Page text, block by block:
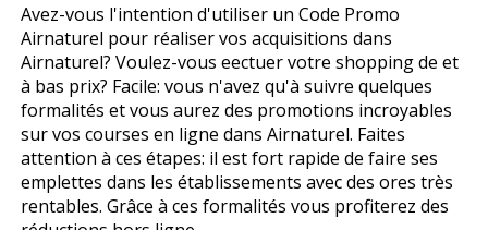
Avez-vous l'intention d'utiliser un Code Promo
Airnaturel pour réaliser vos acquisitions dans
Airnaturel? Voulez-vous effectuer votre shopping de et
à bas prix? Facile: vous n'avez qu'à suivre quelques
formalités et vous aurez des promotions incroyables
sur vos courses en ligne dans Airnaturel. Faites
attention à ces étapes: il est fort rapide de faire ses
emplettes dans les établissements avec des offres très
rentables. Grâce à ces formalités vous profiterez des